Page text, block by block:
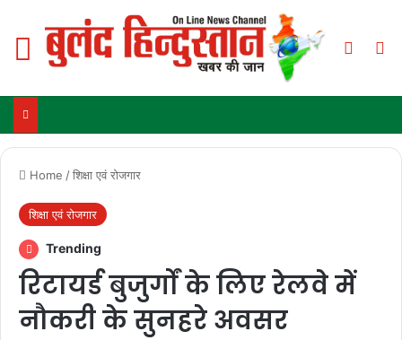
Menu
Home /शिक्षा एवं रोजगार
शिक्षा एवं रोजगार
Trending
रिटायर्ड बुजुर्गों के लिए रेलवे में
नौकरी के सुनहरे अवसर